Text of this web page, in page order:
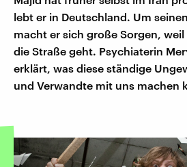
lebt er in Deutschland. Um
macht er sich große Sorgen,
die Straße geht. Psychiaterin
erklärt, was diese ständige
und Verwandte mit uns machen